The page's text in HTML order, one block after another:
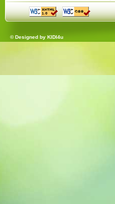
© Designed by KIDI4u